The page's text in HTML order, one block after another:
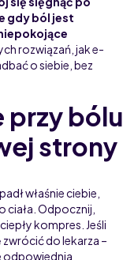
gdy ból jest
rozwiązań, jak e-
o siebie, bez
przy bólu
strony
właśnie ciebie,
ciała. Odpocznij,
kompres. Jeśli
do lekarza –
odpowiednia